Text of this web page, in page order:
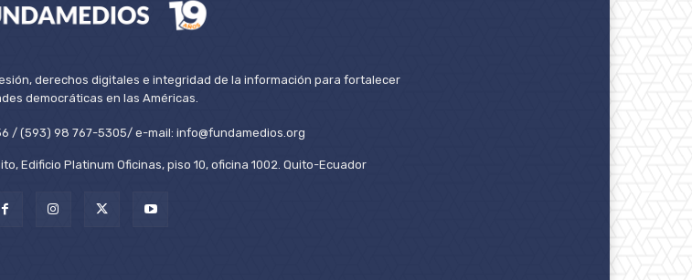
derechos digitales e integridad de la información para fortalecer
democráticas en las Américas.
/ (593) 98 767-5305/ e-mail: info@fundamedios.org
Edificio Platinum Oficinas, piso 10, oficina 1002. Quito-Ecuador